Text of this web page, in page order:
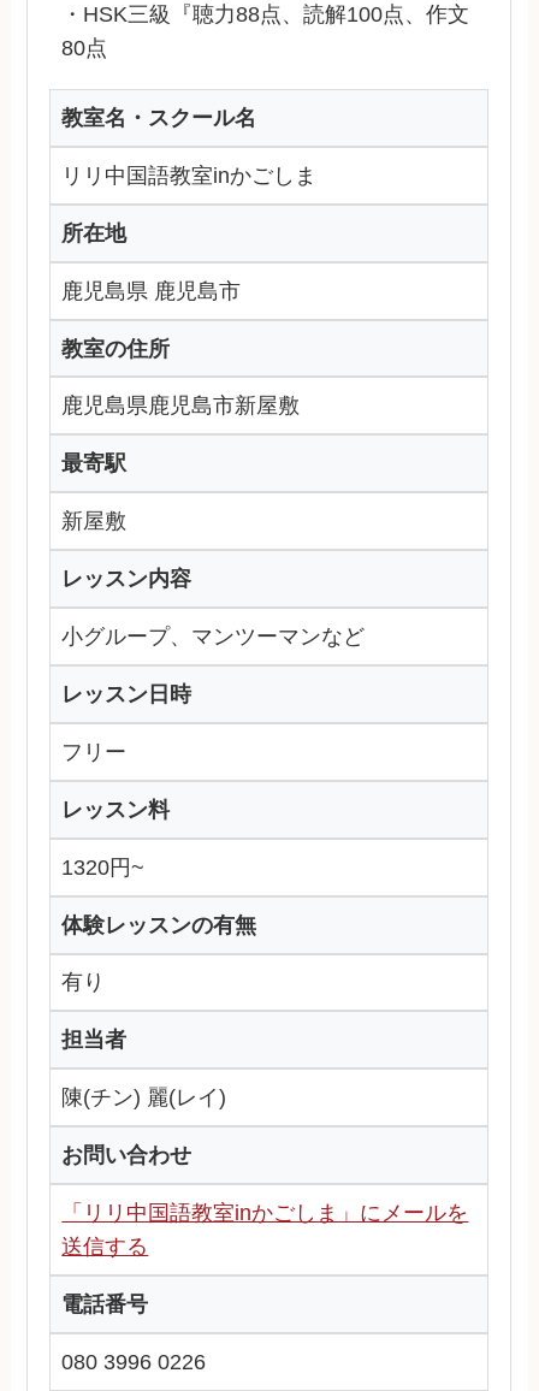
・HSK三級『聴力88点、読解100点、作文
80点
教室名・スクール名
リリ中国語教室inかごしま
所在地
鹿児島県 鹿児島市
教室の住所
鹿児島県鹿児島市新屋敷
最寄駅
新屋敷
レッスン内容
小グループ、マンツーマンなど
レッスン日時
フリー
レッスン料
1320円~
体験レッスンの有無
有り
担当者
陳(チン) 麗(レイ)
お問い合わせ
「リリ中国語教室inかごしま」にメールを
送信する
電話番号
080 3996 0226